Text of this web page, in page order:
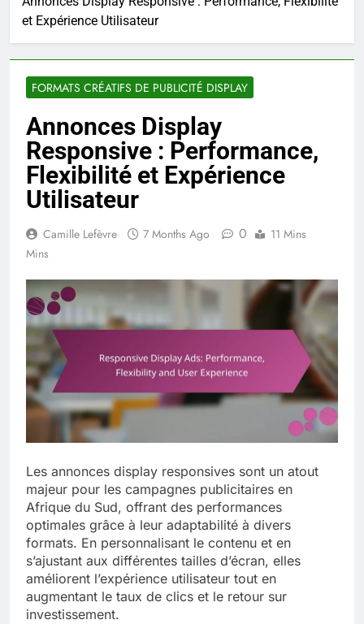
et Expérience Utilisateur
FORMATS CRÉATIFS DE PUBLICITÉ DISPLAY
Annonces Display
Responsive : Performance,
Flexibilité et Expérience
Utilisateur
Camille Lefèvre 7 Months Ago 0
11 Mins
Mins
Les annonces display responsives sont un atout
majeur pour les campagnes publicitaires en
Afrique du Sud, offrant des performances
optimales grâce à leur adaptabilité à divers
formats. En personnalisant le contenu et en
s’ajustant aux différentes tailles d’écran, elles
améliorent l’expérience utilisateur tout en
augmentant le taux de clics et le retour sur
investissement.